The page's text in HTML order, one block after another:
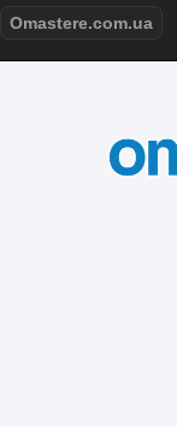
Omastere.com.ua